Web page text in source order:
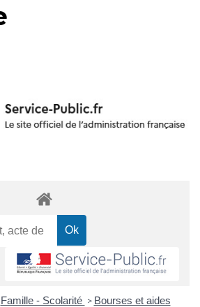
Famille - Scolarité > Bourses et aides